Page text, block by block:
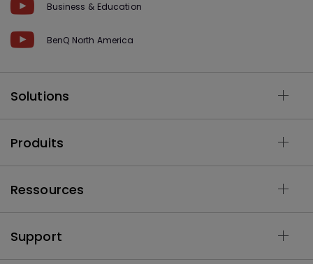
Business & Education
BenQ North America
Solutions
Produits
Ressources
Support